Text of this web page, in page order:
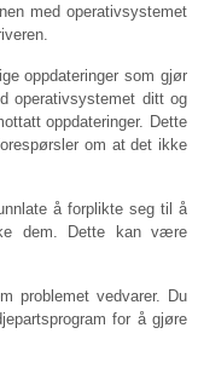
med operativsystemet
oppdateringer som gjør
operativsystemet ditt og
oppdateringer. Dette
om at det ikke
å forplikte seg til å
dem. Dette kan være
problemet vedvarer. Du
for å gjøre